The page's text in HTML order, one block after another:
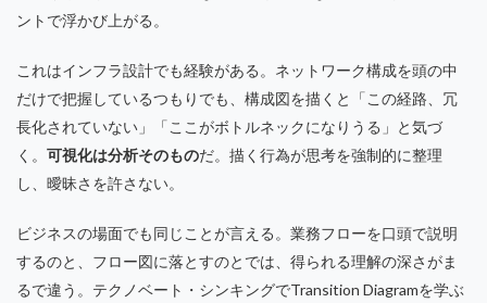
ントで浮かび上がる。
これはインフラ設計でも経験がある。ネットワーク構成を頭の中
だけで把握しているつもりでも、構成図を描くと「この経路、冗
長化されていない」「ここがボトルネックになりうる」と気づ
く。 可視化は分析そのものだ。描く行為が思考を強制的に整理
し、曖昧さを許さない。
ビジネスの場面でも同じことが言える。業務フローを口頭で説明
するのと、フロー図に落とすのとでは、得られる理解の深さがま
るで違う。テクノベート・シンキングでTransition Diagramを学ぶ